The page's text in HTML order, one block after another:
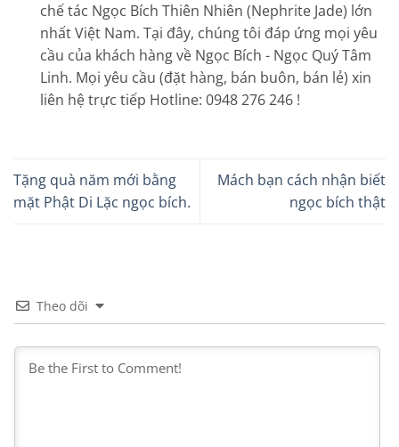
chế tác Ngọc Bích Thiên Nhiên (Nephrite Jade) lớn
nhất Việt Nam. Tại đây, chúng tôi đáp ứng mọi yêu
cầu của khách hàng về Ngọc Bích - Ngọc Quý Tâm
Linh. Mọi yêu cầu (đặt hàng, bán buôn, bán lẻ) xin
liên hệ trực tiếp Hotline: 0948 276 246 !
Tặng quà năm mới bằng
mặt Phật Di Lặc ngọc bích.
Mách bạn cách nhận biết
ngọc bích thật
Theo dõi